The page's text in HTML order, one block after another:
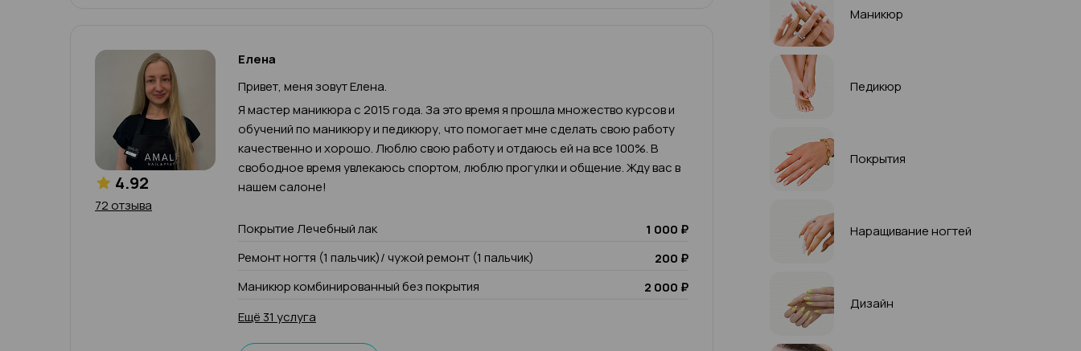
4.92
72 отзыва
Елена
Привет, меня зовут Елена.
Я мастер маникюра с 2015 года. За это время я прошла множество курсов и
обучений по маникюру и педикюру, что помогает мне сделать свою работу
качественно и хорошо. Люблю свою работу и отдаюсь ей на все 100%. В
свободное время увлекаюсь спортом, люблю прогулки и общение. Жду вас в
нашем салоне!
Покрытие Лечебный лак
1 000 ₽
Ремонт ногтя (1 пальчик)/ чужой ремонт (1 пальчик)
200 ₽
Маникюр комбинированный без покрытия
2 000 ₽
Ещё 31 услуга
Маникюр
Педикюр
Покрытия
Наращивание ногтей
Дизайн